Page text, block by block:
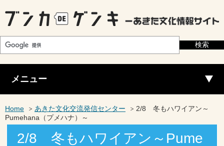
メニュー
Home あきた文化交流発信センター
2/8 冬もハワイアン～
Pumehana（プメハナ）～
2/8 冬もハワイアン～Pume